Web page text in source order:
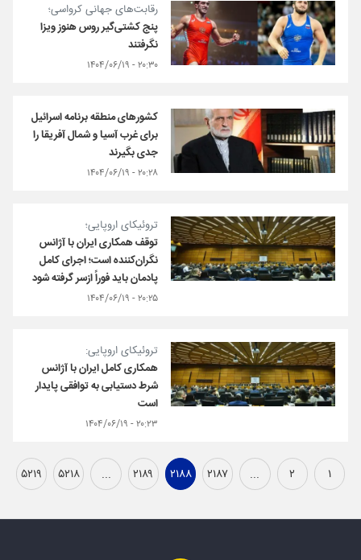
رقابت‌های جهانی کرواسی؛
پنج کشتی‌گیر روس هنوز ویزا
نگرفتند
۲۰:۳۰ - ۱۴۰۴/۰۶/۱۹
کشورهای منطقه برنامه اسرائیل
برای غرب آسیا و شمال آفریقا را
جدی بگیرند
۲۰:۲۸ - ۱۴۰۴/۰۶/۱۹
تروئیکای اروپایی؛
توقف همکاری ایران با آژانس
نگران‌کننده است؛ اجرای کامل
پادمان باید فوراً ازسر گرفته شود
۲۰:۲۵ - ۱۴۰۴/۰۶/۱۹
تروئیکای اروپایی:
همکاری کامل ایران با آژانس
شرط دستیابی به توافقی پایدار
است
۲۰:۲۳ - ۱۴۰۴/۰۶/۱۹
۱ ۲ ... ۲۱۸۷ ۲۱۸۸ ۲۱۸۹ ... ۵۲۱۸ ۵۲۱۹